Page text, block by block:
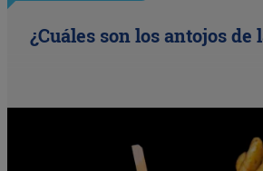
¿Cuáles son los antojos de